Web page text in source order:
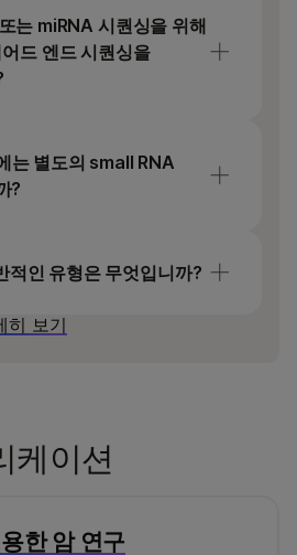
로 유전자 조절에 대한
을 제공합니다.
습니다.
는 miRNA 시퀀싱을 위해
드 엔드 시퀀싱을
정확한 정렬 및 정량화에
엔드 시퀀싱은 전체 small
리드 시퀀싱에 대해
는 별도의 small RNA
?
준비 키트로 캡처할 수
비드 클린업 단계 동안
적인 유형은 무엇입니까?
RNA에는 마이크로
히 보기
케이션
한 암 연구